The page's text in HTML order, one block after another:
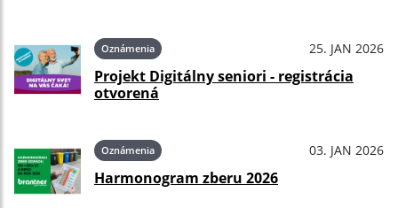
Oznámenia 25. JAN 2026
Projekt Digitálny seniori - registrácia
otvorená
Oznámenia 03. JAN 2026
Harmonogram zberu 2026